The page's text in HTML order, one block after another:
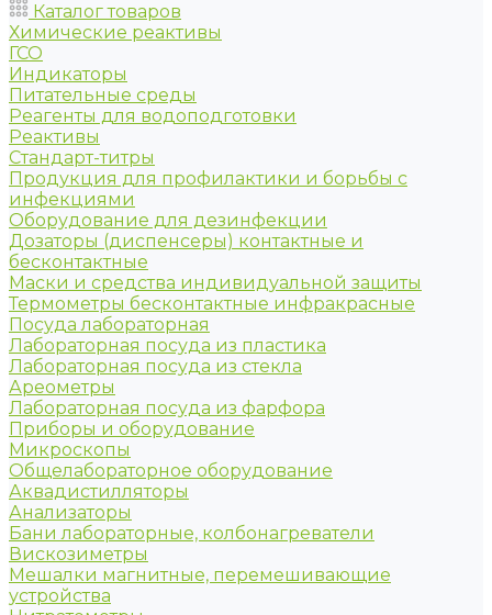
Каталог товаров
Химические реактивы
ГСО
Индикаторы
Питательные среды
Реагенты для водоподготовки
Реактивы
Стандарт-титры
Продукция для профилактики и борьбы с
инфекциями
Оборудование для дезинфекции
Дозаторы (диспенсеры) контактные и
бесконтактные
Маски и средства индивидуальной защиты
Термометры бесконтактные инфракрасные
Посуда лабораторная
Лабораторная посуда из пластика
Лабораторная посуда из стекла
Ареометры
Лабораторная посуда из фарфора
Приборы и оборудование
Микроскопы
Общелабораторное оборудование
Аквадистилляторы
Анализаторы
Бани лабораторные, колбонагреватели
Вискозиметры
Мешалки магнитные, перемешивающие
устройства